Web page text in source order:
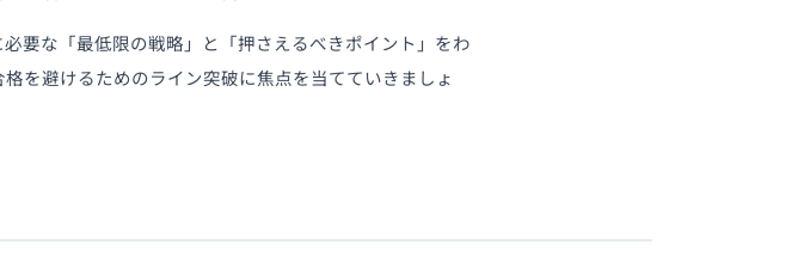
要な「最低限の戦略」と「押さえるべきポイント」をわ
を避けるためのライン突破に焦点を当てていきましょ